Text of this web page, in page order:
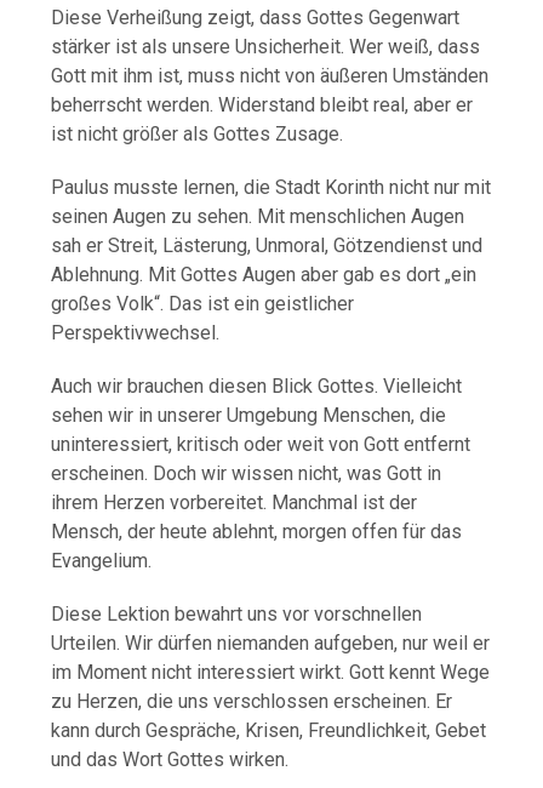
Diese Verheißung zeigt, dass Gottes Gegenwart
stärker ist als unsere Unsicherheit. Wer weiß, dass
Gott mit ihm ist, muss nicht von äußeren Umständen
beherrscht werden. Widerstand bleibt real, aber er
ist nicht größer als Gottes Zusage.
Paulus musste lernen, die Stadt Korinth nicht nur mit
seinen Augen zu sehen. Mit menschlichen Augen
sah er Streit, Lästerung, Unmoral, Götzendienst und
Ablehnung. Mit Gottes Augen aber gab es dort „ein
großes Volk“. Das ist ein geistlicher
Perspektivwechsel.
Auch wir brauchen diesen Blick Gottes. Vielleicht
sehen wir in unserer Umgebung Menschen, die
uninteressiert, kritisch oder weit von Gott entfernt
erscheinen. Doch wir wissen nicht, was Gott in
ihrem Herzen vorbereitet. Manchmal ist der
Mensch, der heute ablehnt, morgen offen für das
Evangelium.
Diese Lektion bewahrt uns vor vorschnellen
Urteilen. Wir dürfen niemanden aufgeben, nur weil er
im Moment nicht interessiert wirkt. Gott kennt Wege
zu Herzen, die uns verschlossen erscheinen. Er
kann durch Gespräche, Krisen, Freundlichkeit, Gebet
und das Wort Gottes wirken.